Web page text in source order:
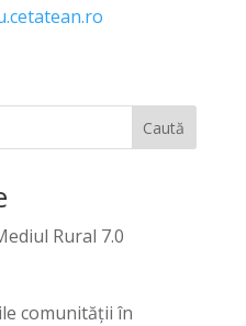
Caută
Rural 7.0
comunității în